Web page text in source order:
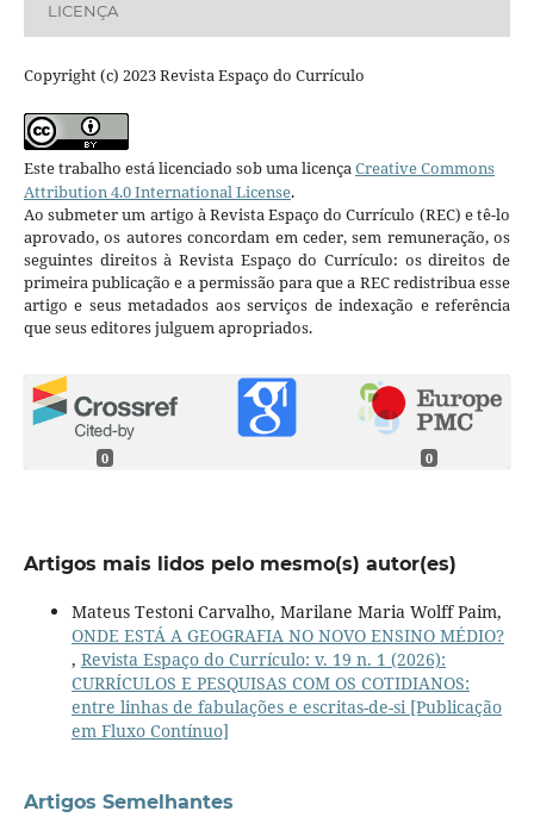
LICENÇA
Copyright (c) 2023 Revista Espaço do Currículo
Este trabalho está licenciado sob uma licençaCreative Commons
Attribution 4.0 International License.
Ao submeter um artigo à Revista Espaço do Currículo (REC) e tê-lo
aprovado, os autores concordam em ceder, sem remuneração, os
seguintes direitos à Revista Espaço do Currículo: os direitos de
primeira publicação e a permissão para que a REC redistribua esse
artigo e seus metadados aos serviços de indexação e referência
que seus editores julguem apropriados.
0 0
Artigos mais lidos pelo mesmo(s) autor(es)
Mateus Testoni Carvalho, Marilane Maria Wolff Paim,
ONDE ESTÁ A GEOGRAFIA NO NOVO ENSINO MÉDIO?
, Revista Espaço do Currículo: v. 19 n. 1 (2026):
CURRÍCULOS E PESQUISAS COM OS COTIDIANOS:
entre linhas de fabulações e escritas-de-si [Publicação
em Fluxo Contínuo]
Artigos Semelhantes